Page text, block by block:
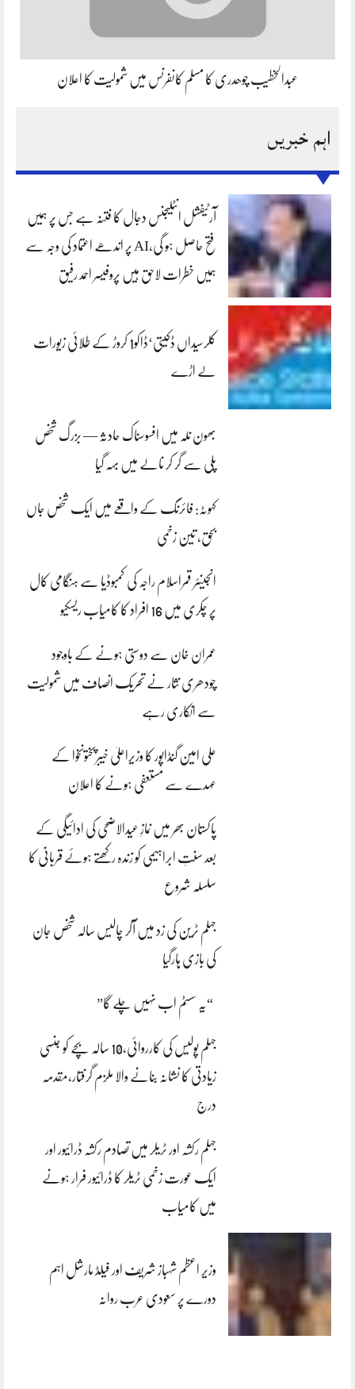
عبدالخطیب چوھدری کا مسلم کانفرنس میں شمولیت کا اعلان
اہم خبریں
آرٹیفشل انٹلیجنس دجال کا فتنہ ہے جس پر ہمیں
فتح حاصل ہو گی،AI پر اندھے اعتماد کی وجہ سے
ہمیں خطرات لاحق ہیں پروفیسر احمد رفیق
کلرسیداں ڈکیتی‘ڈاکو1 کروڑ کے طلائی زیورات
لے اڑے
بھون نلہ میں افسوسناک حادثہ — بزرگ شخص
پلی سے گر کر نالے میں بہہ گیا
کہوٹہ: فائرنگ کے واقعے میں ایک شخص جاں
بحق، تین زخمی
انجینئر قمراسلام راجہ کی کمبوڈیا سے ہنگامی کال
پر چکری میں 16 افراد کا کامیاب ریسکیو
عمران خان سے دوستی ہونے کے باوجود
چودھری نثار نے تحریک انصاف میں شمولیت
سے انکاری رہے
علی امین گنڈاپور کا وزیراعلیٰ خیبرپختونخوا کے
عہدے سے مستعفی ہونے کا اعلان
پاکستان بھر میں نمازِ عیدالاضحی کی ادائیگی کے
بعد سنتِ ابراہیمی کو زندہ رکھتے ہوئے قربانی کا
سلسلہ شروع
جہلم ٹرین کی زد میں آکر چالیس سالہ شخص جان
کی بازی ہارگیا
“یہ سسٹم اب نہیں چلے گا”
جہلم پولیس کی کارروائی،10 سالہ بچے کو جنسی
زیادتی کا نشانہ بنانے والا ملزم گرفتار،مقدمہ
درج
جہلم رکشہ اور ٹریلر میں تصادم رکشہ ڈرائیور اور
ایک عورت زخمی ٹریلر کا ڈرائیور فرار ہونے
میں کامیاب
وزیر اعظم شہباز شریف اور فیلڈ مارشل اہم
دورے پر سعودی عرب روانہ